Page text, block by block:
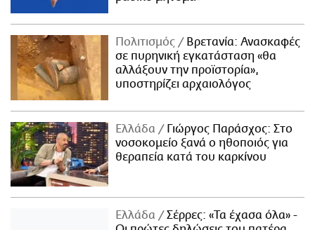
Πολιτισμός
Βρετανία: Ανασκαφές
σε πυρηνική εγκατάσταση «θα
αλλάξουν την προϊστορία»,
υποστηρίζει αρχαιολόγος
Ελλάδα
Γιώργος Παράσχος: Στο
νοσοκομείο ξανά ο ηθοποιός για
θεραπεία κατά του καρκίνου
Ελλάδα
Σέρρες: «Τα έχασα όλα» -